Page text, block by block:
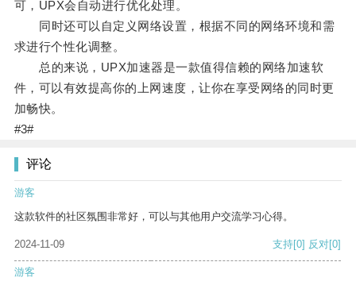
可，UPX会自动进行优化处理。
同时还可以自定义网络设置，根据不同的网络环境和需
求进行个性化调整。
总的来说，UPX加速器是一款值得信赖的网络加速软
件，可以有效提高你的上网速度，让你在享受网络的同时更
加畅快。
#3#
评论
游客
这款软件的社区氛围非常好，可以与其他用户交流学习心得。
2024-11-09 支持[0] 反对[0]
游客